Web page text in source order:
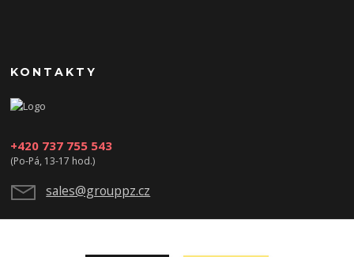
KONTAKTY
+420 737 755 543
(Po-Pá, 13-17 hod.)
sales@grouppz.cz